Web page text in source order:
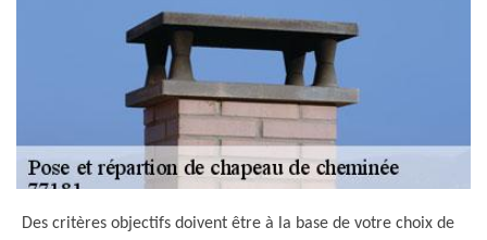
Des critères objectifs doivent être à la base de votre choix de